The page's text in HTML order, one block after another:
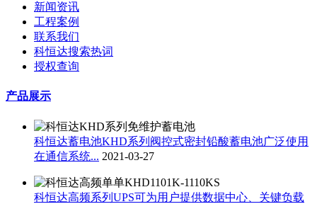
新闻资讯
工程案例
联系我们
科恒达搜索热词
授权查询
产品展示
科恒达蓄电池KHD系列阀控式密封铅酸蓄电池广泛使用
在通信系统... 2021-03-27
科恒达高频系列UPS可为用户提供数据中心、关键负载